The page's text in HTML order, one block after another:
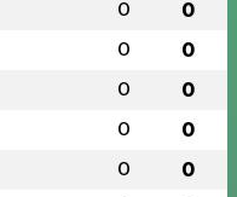
0 0
0 0
0 0
0 0
0 0